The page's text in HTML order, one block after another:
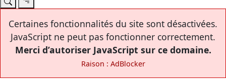
Certaines fonctionnalités du site sont désactivées.
JavaScript ne peut pas fonctionner correctement.
Merci d’autoriser JavaScript sur ce domaine.
Raison : AdBlocker